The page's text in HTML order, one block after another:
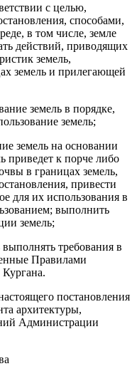
с целью,
способами,
в том числе, земле
действий, приводящих
земель,
земель и прилегающей
земель в порядке,
земель;
земель на основании
приведет к порче либо
в границах земель,
привести
для их использования в
выполнить
земель;
требования в
Правилами
Кургана.
постановления
архитектуры,
Администрации